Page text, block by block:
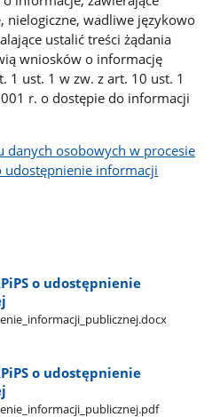
nielogiczne, wadliwe językowo
ustalić treści żądania
wniosków o informację
1 ust. 1 w zw. z art. 10 ust. 1
r. o dostępie do informacji
danych osobowych w procesie
informacji
o udostępnienie
o udostępnienie